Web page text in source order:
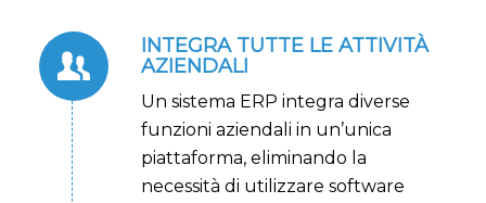
INTEGRA TUTTE LE ATTIVITÀ
AZIENDALI
Un sistema ERP integra diverse
funzioni aziendali in un’unica
piattaforma, eliminando la
necessità di utilizzare software